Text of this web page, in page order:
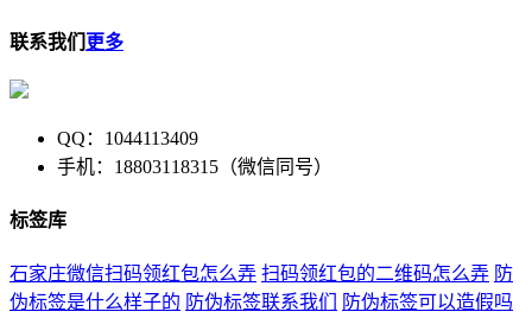
联系我们 更多
QQ：1044113409
手机：18803118315（微信同号）
标签库
石家庄微信扫码领红包怎么弄 扫码领红包的二维码怎么弄 防
伪标签是什么样子的 防伪标签联系我们
防伪标签可以造假吗